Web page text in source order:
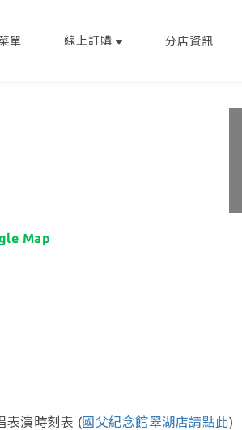
單 線上訂購 分店資訊
Map
表演時刻表 (國父紀念館翠湖店請點此)